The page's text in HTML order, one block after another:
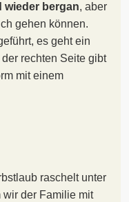
wieder bergan, aber
gehen können.
es geht ein
rechten Seite gibt
mit einem
raschelt unter
der Familie mit